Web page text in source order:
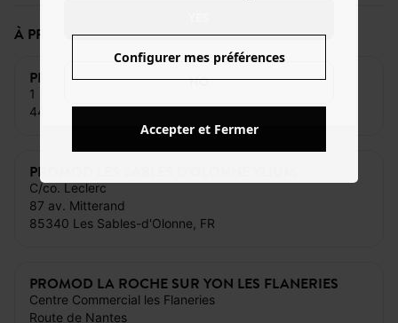
NO
À PROXIMITÉ DE CE MAGASIN
PROMOD PORNIC LA PLAGE
1 Rue du Traite d'Amsterdam
44210 Pornic, FR
PROMOD LES SABLES D'OLONNE YLIUM
C/co. Leclerc
87 av. Mitterand
85340 Les Sables-d'Olonne, FR
PROMOD LA ROCHE SUR YON LES FLANERIES
Centre Commercial les Flaneries
Route de Nantes
Configurer mes préférences
Accepter et Fermer